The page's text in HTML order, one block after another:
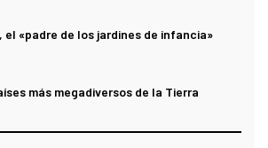
el «padre de los jardines de infancia»
más megadiversos de la Tierra